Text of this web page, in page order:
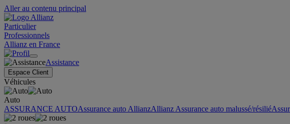
Aller au contenu principal
Particulier
Professionnels
Allianz en France
Assistance
Espace Client
Véhicules
Auto
ASSURANCE AUTOAssurance auto AllianzAllianz Assurance auto malussé/résilié